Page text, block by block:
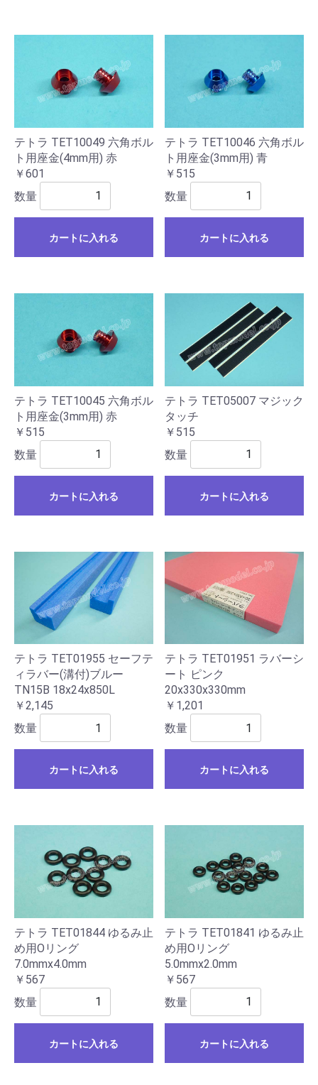
テトラ TET10049 六角ボル
ト用座金(4mm用) 赤
￥601
数量
カートに入れる
テトラ TET10046 六角ボル
ト用座金(3mm用) 青
￥515
数量
カートに入れる
テトラ TET10045 六角ボル
ト用座金(3mm用) 赤
￥515
数量
カートに入れる
テトラ TET05007 マジック
タッチ
￥515
数量
カートに入れる
テトラ TET01955 セーフテ
ィラバー(溝付)ブルー
TN15B 18x24x850L
￥2,145
数量
カートに入れる
テトラ TET01951 ラバーシ
ート ピンク
20x330x330mm
￥1,201
数量
カートに入れる
テトラ TET01844 ゆるみ止
め用Oリング
7.0mmx4.0mm
￥567
数量
カートに入れる
テトラ TET01841 ゆるみ止
め用Oリング
5.0mmx2.0mm
￥567
数量
カートに入れる